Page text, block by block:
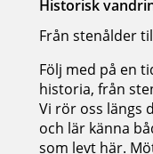
Historisk
Från stenålder
Följ med på en
historia, från
Vi rör oss längs
och lär känna
som levt här.